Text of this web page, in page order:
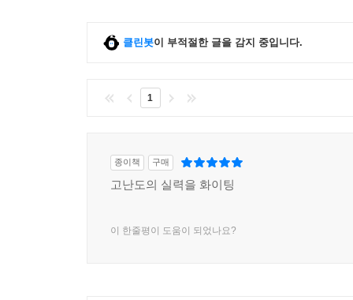
클린봇이 부적절한 글을 감지 중입니다.
1
종이책 구매
고난도의 실력을 화이팅
이 한줄평이 도움이 되었나요?